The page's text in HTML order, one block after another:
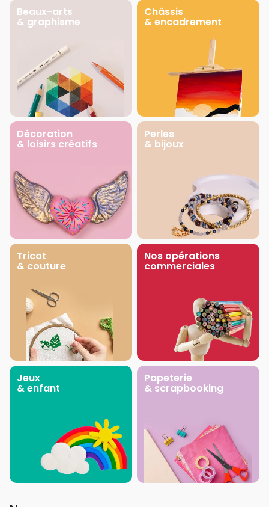
Beaux-arts
& graphisme
Châssis
& encadrement
Décoration
& loisirs créatifs
Perles
& bijoux
Tricot
& couture
Nos opérations
commerciales
Jeux
& enfant
Papeterie
& scrapbooking